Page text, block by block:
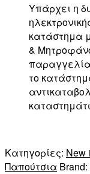
Υπάρχει η
κατάστημα
&
το
Κατηγορίες: New
Παπούτσια Brand: